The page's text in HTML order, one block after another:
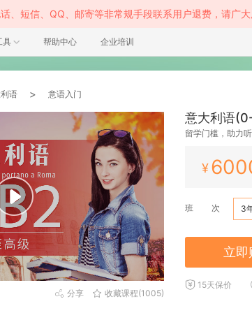
、短信、QQ、邮寄等非常规手段联系用户退费，请广
具 帮助中心 企业培训
语 > 意语入门
分享 收藏课程(1005)
意大利语
留学门槛，助力
¥
班 次 3
立即
15天保价